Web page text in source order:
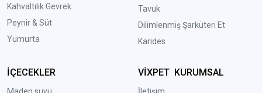
Kahvaltılık Gevrek
Peynir & Süt
Yumurta
Tavuk
Dilimlenmiş Şarküteri Et
Karides
İÇECEKLER VİXPET KURUMSAL